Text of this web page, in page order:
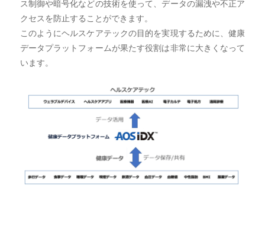
ス制御や暗号化などの技術を使って、データの漏洩や不正ア
クセスを防止することができます。
このようにヘルスケアテックの目的を実現するために、健康
データプラットフォームが果たす役割は非常に大きくなって
います。